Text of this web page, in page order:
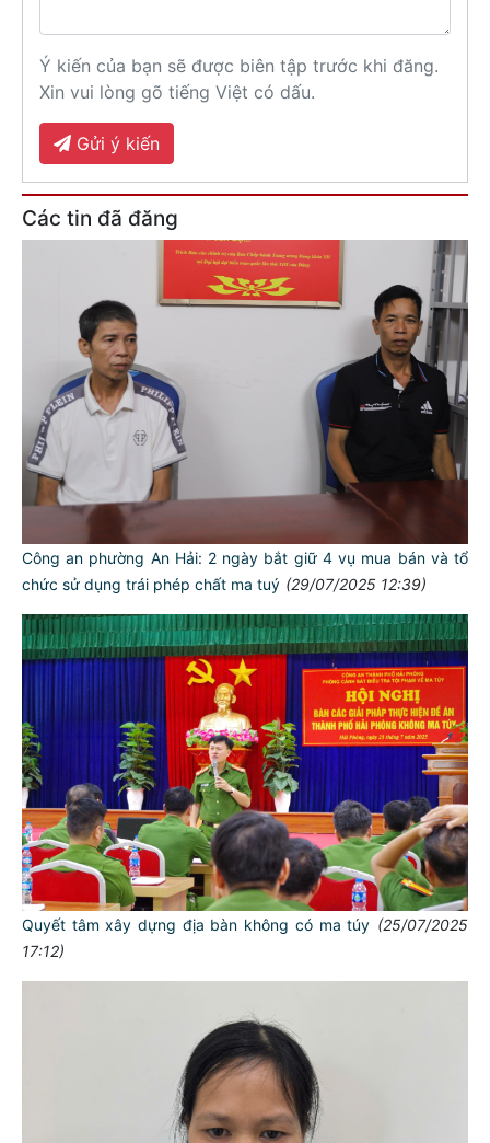
Ý kiến của bạn sẽ được biên tập trước khi đăng.
Xin vui lòng gõ tiếng Việt có dấu.
Gửi ý kiến
Các tin đã đăng
Công an phường An Hải: 2 ngày bắt giữ 4 vụ mua bán và tổ
chức sử dụng trái phép chất ma tuý (29/07/2025 12:39)
Quyết tâm xây dựng địa bàn không có ma túy (25/07/2025
17:12)